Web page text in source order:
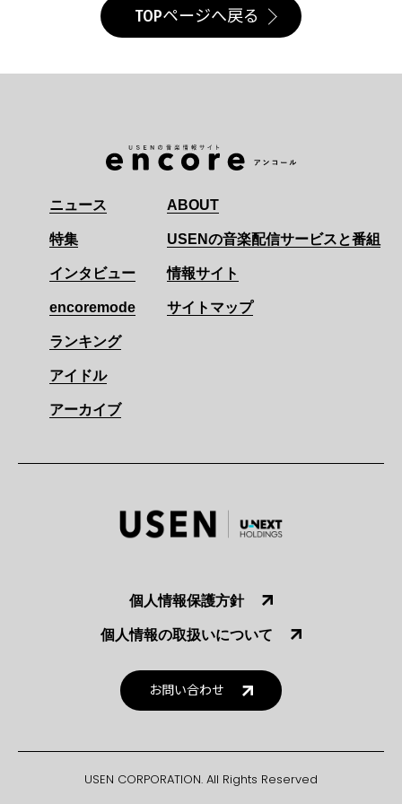
TOPページへ戻る
ニュース
特集
インタビュー
encoremode
ランキング
アイドル
アーカイブ
ABOUT
USENの音楽配信サービスと番組
情報サイト
サイトマップ
個人情報保護方針
個人情報の取扱いについて
お問い合わせ
USEN CORPORATION. All Rights Reserved